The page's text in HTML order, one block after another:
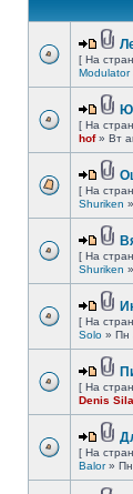
[ На
Modulator
[ На
hof» Вт
[ На
Shuriken
[ На
Shuriken
[ На
Solo » Пн
[ На
Denis
[ На
Balor» Пн